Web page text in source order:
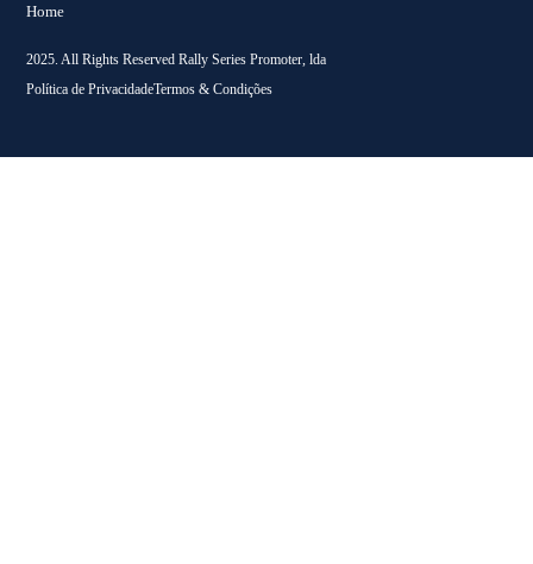
Home
2025. All Rights Reserved Rally Series Promoter, lda
Política de PrivacidadeTermos & Condições